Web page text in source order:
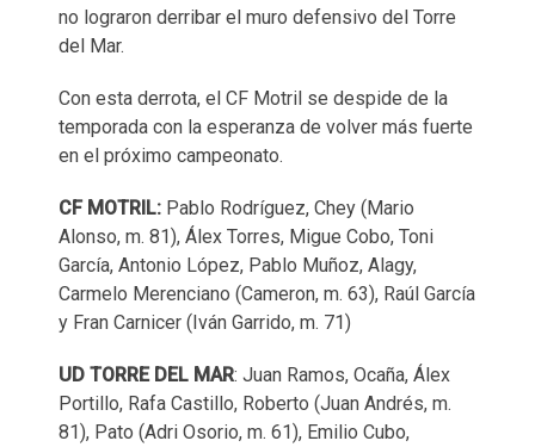
no lograron derribar el muro defensivo del Torre
del Mar.
Con esta derrota, el CF Motril se despide de la
temporada con la esperanza de volver más fuerte
en el próximo campeonato.
CF MOTRIL: Pablo Rodríguez, Chey (Mario
Alonso, m. 81), Álex Torres, Migue Cobo, Toni
García, Antonio López, Pablo Muñoz, Alagy,
Carmelo Merenciano (Cameron, m. 63), Raúl García
y Fran Carnicer (Iván Garrido, m. 71)
UD TORRE DEL MAR: Juan Ramos, Ocaña, Álex
Portillo, Rafa Castillo, Roberto (Juan Andrés, m.
81), Pato (Adri Osorio, m. 61), Emilio Cubo,